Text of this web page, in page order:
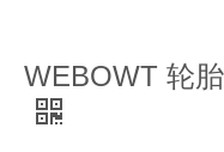
WEBOWT 轮